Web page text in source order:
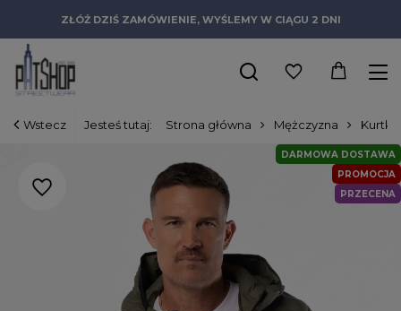
ZŁÓŻ DZIŚ ZAMÓWIENIE, WYŚLEMY W CIĄGU 2 DNI
Wstecz Jesteś tutaj: Strona główna Mężczyzna Kurtki
PROMOCJA
PRZECENA
DARMOWA DOSTAWA